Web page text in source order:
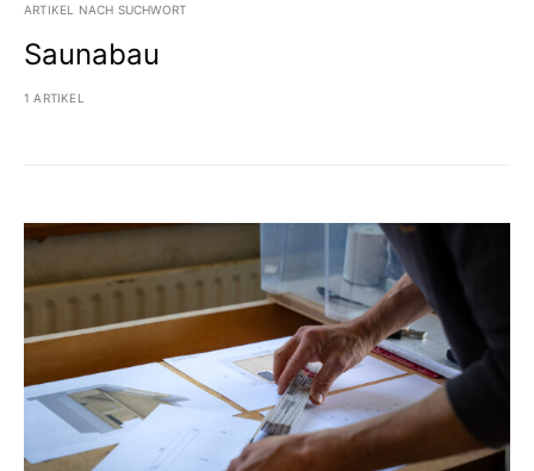
ARTIKEL NACH SUCHWORT
Saunabau
1 ARTIKEL